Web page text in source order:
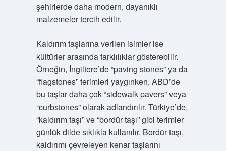
şehirlerde daha modern, dayanıklı
malzemeler tercih edilir.
Kaldırım taşlarına verilen isimler ise
kültürler arasında farklılıklar gösterebilir.
Örneğin, İngiltere’de “paving stones” ya da
“flagstones” terimleri yaygınken, ABD’de
bu taşlar daha çok “sidewalk pavers” veya
“curbstones” olarak adlandırılır. Türkiye’de,
“kaldırım taşı” ve “bordür taşı” gibi terimler
günlük dilde sıklıkla kullanılır. Bordür taşı,
kaldırımı çevreleyen kenar taşlarını